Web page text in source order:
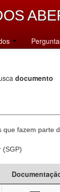
documento
fazem parte
(SGP)